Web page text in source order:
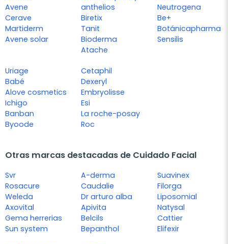
Avene
Cerave
Martiderm
Avene solar
anthelios
Biretix
Tanit
Bioderma
Atache
Neutrogena
Be+
Botánicapharma
Sensilis
Uriage
Babé
Alove cosmetics
Ichigo
Banban
Byoode
Cetaphil
Dexeryl
Embryolisse
Esi
La roche-posay
Roc
Otras marcas destacadas de Cuidado Facial
Svr
Rosacure
Weleda
Axovital
Gema herrerias
Sun system
A-derma
Caudalie
Dr arturo alba
Apivita
Belcils
Bepanthol
Suavinex
Filorga
Liposomial
Natysal
Cattier
Elifexir